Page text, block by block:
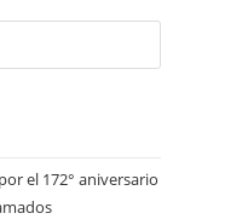
el 172° aniversario